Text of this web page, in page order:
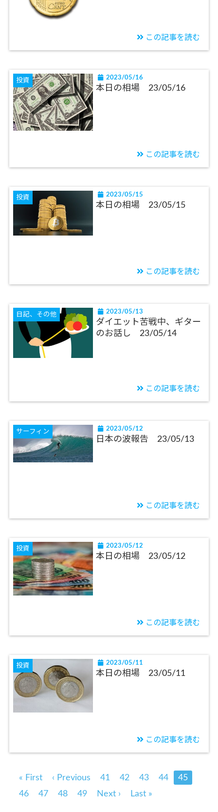
この記事を読む
投資 2023/05/16
本日の相場 23/05/16
この記事を読む
投資 2023/05/15
本日の相場 23/05/15
この記事を読む
日記、その他 2023/05/13
ダイエット苦戦中、ギター
のお話し 23/05/14
この記事を読む
サーフィン 2023/05/12
日本の波報告 23/05/13
この記事を読む
投資 2023/05/12
本日の相場 23/05/12
この記事を読む
投資 2023/05/11
本日の相場 23/05/11
この記事を読む
« First ‹ Previous 41 42 43 44
45
46
47 48 49 Next › Last »